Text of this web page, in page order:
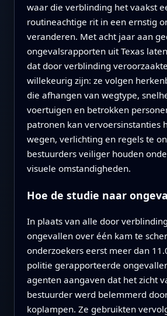
waar die verblinding het vaakst
routineachtige rit in een ernstig
veranderen. Met acht jaar aan
ongevalsrapporten uit Texas
dat door verblinding
willekeurig zijn: ze volgen
die afhangen van wegtype,
voertuigen en betrokken
patronen kan vervoersinstanties
wegen, verlichting en regels te
bestuurders veiliger houden
visuele omstandigheden.
Hoe de studie naar
In plaats van alle door
ongevallen over één kam te
onderzoekers eerst meer dan
politie gerapporteerde
agenten aangaven dat het zicht
bestuurder werd belemmerd
koplampen. Ze gebruikten